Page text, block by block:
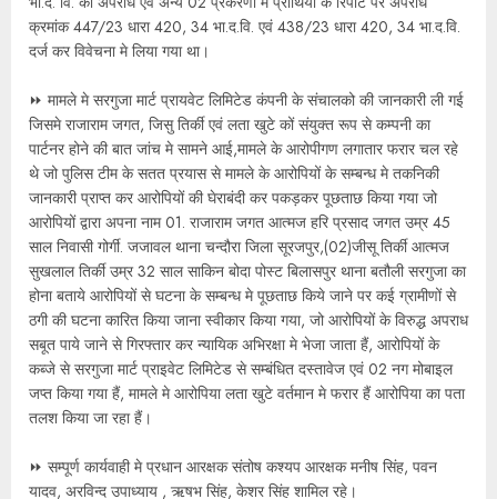
क्रमांक 447/23 धारा 420, 34 भा.द.वि. एवं 438/23 धारा 420, 34 भा.द.वि.
दर्ज कर विवेचना मे लिया गया था।
⏩ मामले मे सरगुजा मार्ट प्रायवेट लिमिटेड कंपनी के संचालको की जानकारी ली गई
जिसमे राजाराम जगत, जिसु तिर्की एवं लता खुटे कों संयुक्त रूप से कम्पनी का
पार्टनर होने की बात जांच मे सामने आई,मामले के आरोपीगण लगातार फरार चल रहे
थे जो पुलिस टीम के सतत प्रयास से मामले के आरोपियों के सम्बन्ध मे तकनिकी
जानकारी प्राप्त कर आरोपियों की घेराबंदी कर पकड़कर पूछताछ किया गया जो
आरोपियों द्वारा अपना नाम 01. राजाराम जगत आत्मज हरि प्रसाद जगत उम्र 45
साल निवासी गोर्गी. जजावल थाना चन्दौरा जिला सूरजपुर,(02)जीसू तिर्की आत्मज
सुखलाल तिर्की उम्र 32 साल साकिन बोदा पोस्ट बिलासपुर थाना बतौली सरगुजा का
होना बताये आरोपियों से घटना के सम्बन्ध मे पूछताछ किये जाने पर कई ग्रामीणों से
ठगी की घटना कारित किया जाना स्वीकार किया गया, जो आरोपियों के विरुद्ध अपराध
सबूत पाये जाने से गिरफ्तार कर न्यायिक अभिरक्षा मे भेजा जाता हैं, आरोपियों के
कब्जे से सरगुजा मार्ट प्राइवेट लिमिटेड से सम्बंधित दस्तावेज एवं 02 नग मोबाइल
जप्त किया गया हैं, मामले मे आरोपिया लता खुटे वर्तमान मे फरार हैं आरोपिया का पता
तलश किया जा रहा हैं।
⏩ सम्पूर्ण कार्यवाही मे प्रधान आरक्षक संतोष कश्यप आरक्षक मनीष सिंह, पवन
यादव, अरविन्द उपाध्याय , ऋषभ सिंह, केशर सिंह शामिल रहे।